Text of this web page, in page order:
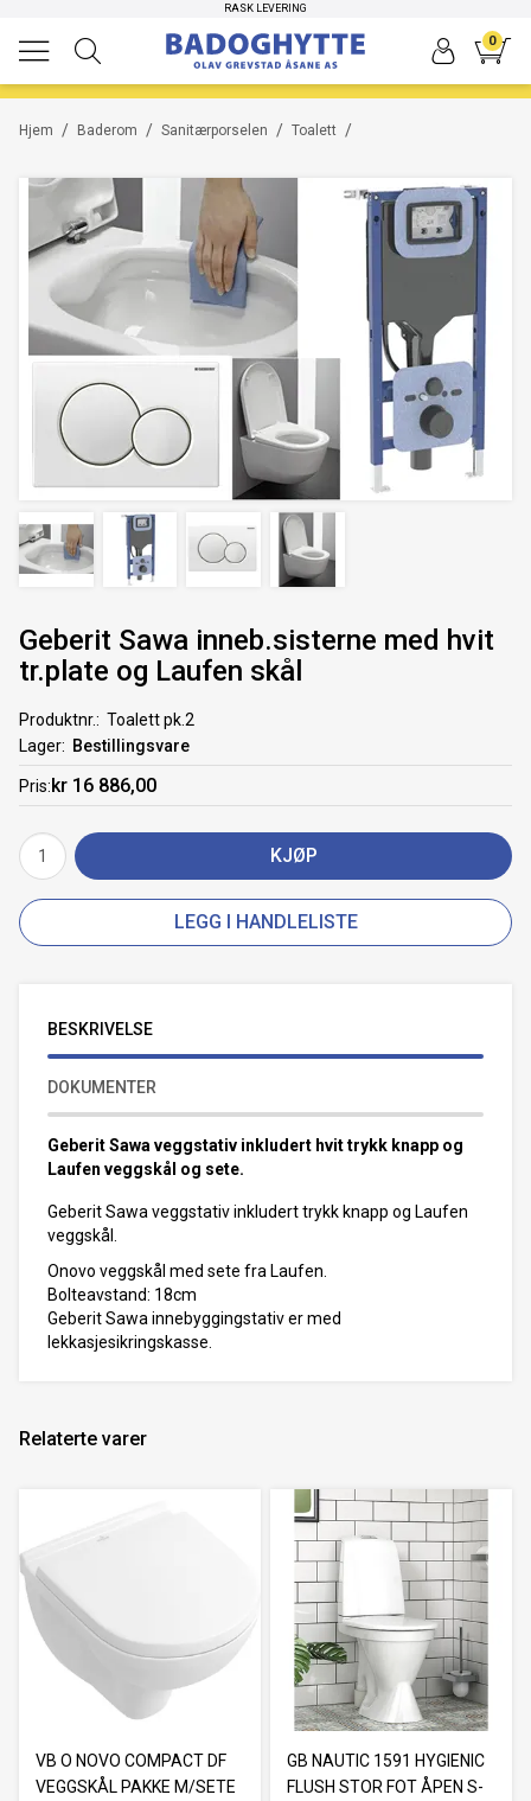
RASK LEVERING
HØYKVALITETS PRODUKTER
0
/
Hjem /
Baderom /
Sanitærporselen /
Toalett
Geberit Sawa inneb.sisterne med hvit
tr.plate og Laufen skål
Produktnr.
Toalett pk.2
Lager
Bestillingsvare
Pris kr 16 886,00
KJØP
LEGG I HANDLELISTE
BESKRIVELSE
DOKUMENTER
Geberit Sawa veggstativ inkludert hvit trykk knapp og
Laufen veggskål og sete.
Geberit Sawa veggstativ inkludert trykk knapp og Laufen
veggskål.
Onovo veggskål med sete fra Laufen.
Bolteavstand: 18cm
Geberit Sawa innebyggingstativ er med
lekkasjesikringskasse.
Relaterte varer
VB O NOVO COMPACT DF
VEGGSKÅL PAKKE M/SETE
-12%
GB NAUTIC 1591 HYGIENIC
FLUSH STOR FOT ÅPEN S-
-33%